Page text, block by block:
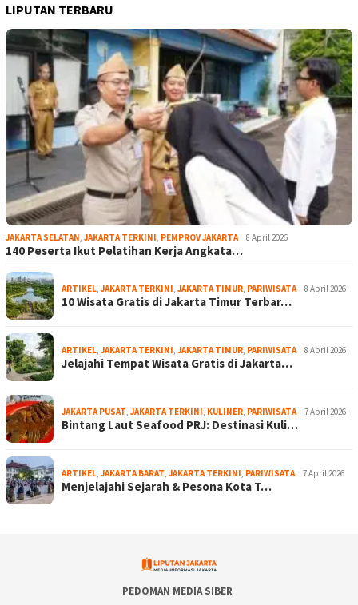
LIPUTAN TERBARU
JAKARTA SELATAN JAKARTA TERKINI PEMPROV JAKARTA 8 April 2026
140 Peserta Ikut Pelatihan Kerja Angkata…
ARTIKEL JAKARTA TERKINI JAKARTA TIMUR PARIWISATA 8 April 2026
10 Wisata Gratis di Jakarta Timur Terbar…
ARTIKEL JAKARTA TERKINI JAKARTA TIMUR PARIWISATA 8 April 2026
Jelajahi Tempat Wisata Gratis di Jakarta…
JAKARTA PUSAT JAKARTA TERKINI KULINER PARIWISATA 7 April 2026
Bintang Laut Seafood PRJ: Destinasi Kuli…
ARTIKEL JAKARTA BARAT JAKARTA TERKINI PARIWISATA 7 April 2026
Menjelajahi Sejarah & Pesona Kota T…
PEDOMAN MEDIA SIBER